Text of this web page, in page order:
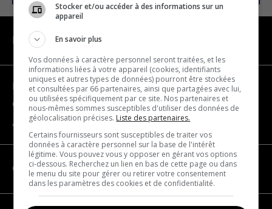
NAVIGATION
Become a partner
Contact us
About us
CATEGORIES
Stocker et/ou accéder à des informations sur un
appareil
En savoir plus
Vos données à caractère personnel seront traitées, et les
informations liées à votre appareil (cookies, identifiants
uniques et autres types de données) pourront être stockées
et consultées par 66 partenaires, ainsi que partagées avec lui,
ou utilisées spécifiquement par ce site. Nos partenaires et
nous-mêmes sommes susceptibles d'utiliser des données de
géolocalisation précises. Liste des partenaires.
Certains fournisseurs sont susceptibles de traiter vos
données à caractère personnel sur la base de l'intérêt
légitime. Vous pouvez vous y opposer en gérant vos options
ci-dessous. Recherchez un lien en bas de cette page ou dans
le menu du site pour gérer ou retirer votre consentement
dans les paramètres des cookies et de confidentialité.